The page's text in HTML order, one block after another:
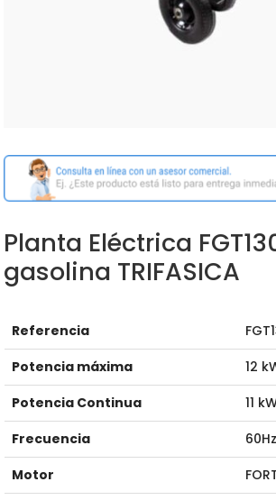
Planta Eléctrica
gasolina TRIFASICA
Referencia
Potencia máxima
12
Potencia Continua
11
Frecuencia
Motor